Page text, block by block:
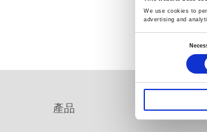
We use cookies to
advertising and
產品 解決